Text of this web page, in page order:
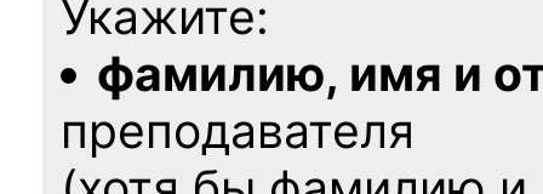
Укажите:
фамилию, имя и
преподавателя